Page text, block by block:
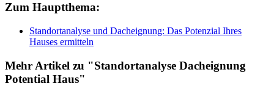
Zum Hauptthema:
Standortanalyse und Dacheignung: Das Potenzial Ihres
Hauses ermitteln
Mehr Artikel zu "Standortanalyse Dacheignung
Potential Haus"